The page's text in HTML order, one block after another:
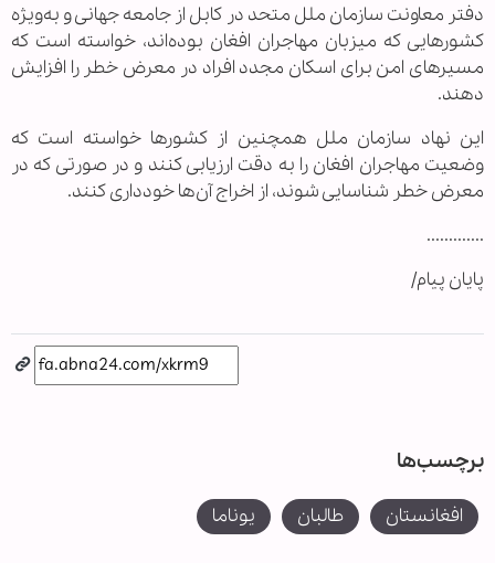
دفتر معاونت سازمان ملل متحد در کابل از جامعه جهانی و به‌ویژه
کشورهایی که میزبان مهاجران افغان بوده‌اند، خواسته است که
مسیرهای امن برای اسکان مجدد افراد در معرض خطر را افزایش
دهند.
این نهاد سازمان ملل همچنین از کشورها خواسته است که
وضعیت مهاجران افغان را به دقت ارزیابی کنند و در صورتی که در
معرض خطر شناسایی شوند، از اخراج آن‌ها خودداری کنند.
.............
پایان پیام/
برچسب‌ها
افغانستان طالبان یوناما